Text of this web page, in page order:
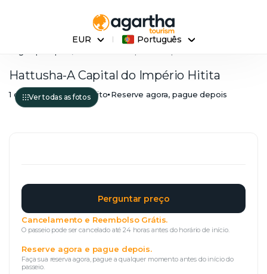
EUR Português
Hattusha-A Capital do Império Hitita
1 dia Reembolso Gratuito Reserve agora, pague depois
Ver todas as fotos
Perguntar preço
Cancelamento e Reembolso Grátis.
O passeio pode ser cancelado até 24 horas antes do horário de início.
Reserve agora e pague depois.
Faça sua reserva agora, pague a qualquer momento antes do início do
passeio.